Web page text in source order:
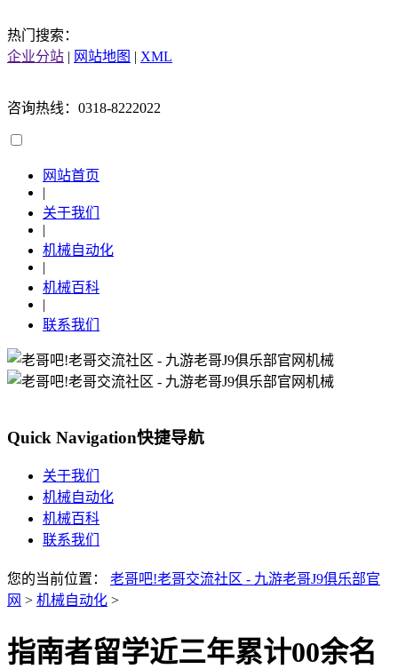
热门搜索：
企业分站 | 网站地图 | XML
咨询热线：0318-8222022
网站首页
|
关于我们
|
机械自动化
|
机械百科
|
联系我们
Quick Navigation快捷导航
关于我们
机械自动化
机械百科
联系我们
您的当前位置： 老哥吧!老哥交流社区 - 九游老哥J9俱乐部官
网 > 机械自动化 >
指南者留学近三年累计00余名